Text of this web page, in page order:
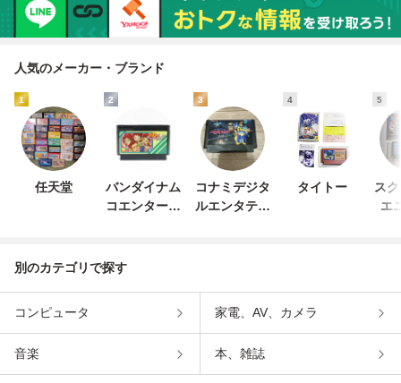
人気のメーカー・ブランド
1
任天堂
2
バンダイナム
コエンターテ
3
コナミデジタ
ルエンタテイ
4
タイトー
5
ス
エ
別のカテゴリで探す
コンピュータ 家電、AV、カメラ
音楽 本、雑誌